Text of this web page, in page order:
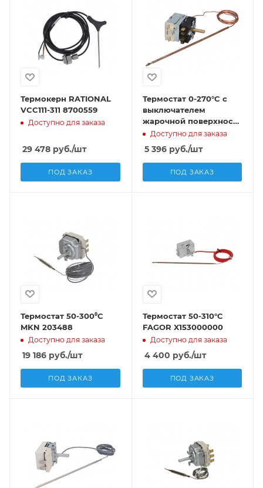
Термокерн RATIONAL
VCC111-311 8700559
Доступно для заказа
29 478 руб./шт
ПОД ЗАКАЗ
Термостат 0-270°C с
выключателем
жарочной поверхности
FIMAR PV
Доступно для заказа
5 396руб./шт
ПОД ЗАКАЗ
Термостат 50-300⁰C
MKN 203488
Доступно для заказа
19 186 руб./шт
ПОД ЗАКАЗ
Термостат 50-310°C
FAGOR X153000000
Доступно для заказа
4 400 руб./шт
ПОД ЗАКАЗ